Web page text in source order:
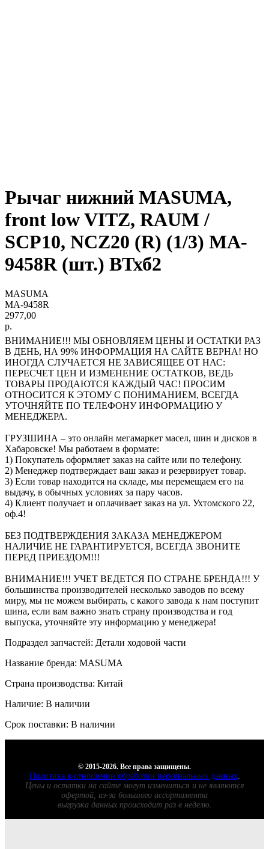
Рычаг нижний MASUMA,
front low VITZ, RAUM /
SCP10, NCZ20 (R) (1/3) MA-
9458R (шт.) ВТхб2
MASUMA
MA-9458R
2977,00
р.
ВНИМАНИЕ!!! МЫ ОБНОВЛЯЕМ ЦЕНЫ И ОСТАТКИ РАЗ
В ДЕНЬ, НА 99% ИНФОРМАЦИЯ НА САЙТЕ ВЕРНА! НО
ИНОГДА СЛУЧАЕТСЯ НЕ ЗАВИСЯЩЕЕ ОТ НАС:
ПЕРЕСЧЕТ ЦЕН И ИЗМЕНЕНИЕ ОСТАТКОВ, ВЕДЬ
ТОВАРЫ ПРОДАЮТСЯ КАЖДЫЙ ЧАС! ПРОСИМ
ОТНОСИТСЯ К ЭТОМУ С ПОНИМАНИЕМ, ВСЕГДА
УТОЧНЯЙТЕ ПО ТЕЛЕФОНУ ИНФОРМАЦИЮ У
МЕНЕДЖЕРА.
ГРУЗШИНА – это онлайн мегамаркет масел, шин и дисков в
Хабаровске! Мы работаем в формате:
1) Покупатель оформляет заказ на сайте или по телефону.
2) Менеджер подтверждает ваш заказ и резервирует товар.
3) Если товар находится на складе, мы перемещаем его на
выдачу, в обычных условиях за пару часов.
4) Клиент получает и оплачивает заказ на ул. Ухтомского 22,
оф.4!
БЕЗ ПОДТВЕРЖДЕНИЯ ЗАКАЗА МЕНЕДЖЕРОМ
НАЛИЧИЕ НЕ ГАРАНТИРУЕТСЯ, ВСЕГДА ЗВОНИТЕ
ПЕРЕД ПРИЕЗДОМ!!!
ВНИМАНИЕ!!! УЧЕТ ВЕДЕТСЯ ПО СТРАНЕ БРЕНДА!!! У
большинства производителей несколько заводов по всему
миру, мы не можем выбирать, с какого завода к нам поступит
шина, если вам важно знать страну производства и год
выпуска, уточняйте эту информацию у менеджера!
Подраздел запчастей: Детали ходовой части
Название бренда: MASUMA
Страна производства: Китай
Наличие: В наличии
Срок поставки: В наличии
© 2015-2026. Все права защищены.
Политика в отношении обработки персональных данных.
Цены и остатки на сайте могут измениться и не являются
офертой, из-за большого ассортимента
выгрузка данных происходит раз в неделю.